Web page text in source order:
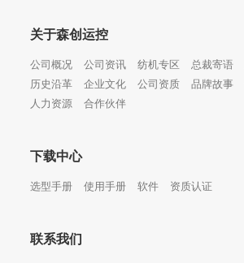
关于森创运控
公司概况 公司资讯 纺机专区 总裁寄语
历史沿革
企业文化 公司资质 品牌故事
人力资源
合作伙伴
下载中心
选型手册 使用手册 软件 资质认证
联系我们